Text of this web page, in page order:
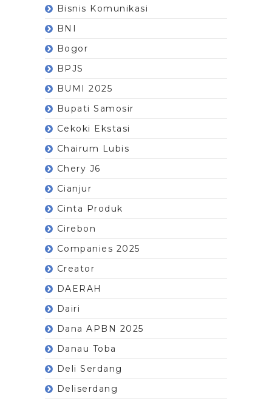
Bisnis Komunikasi
BNI
Bogor
BPJS
BUMI 2025
Bupati Samosir
Cekoki Ekstasi
Chairum Lubis
Chery J6
Cianjur
Cinta Produk
Cirebon
Companies 2025
Creator
DAERAH
Dairi
Dana APBN 2025
Danau Toba
Deli Serdang
Deliserdang